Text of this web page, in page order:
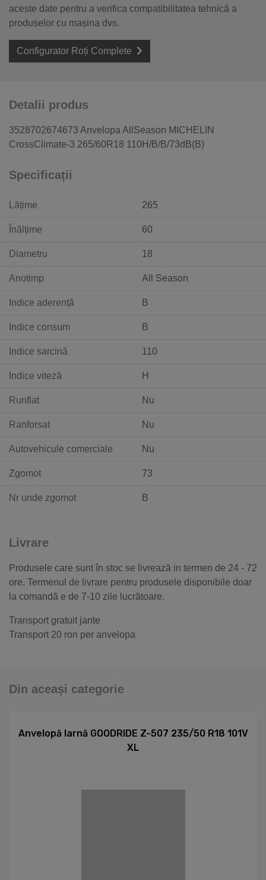
aceste date pentru a verifica compatibilitatea tehnică a
produselor cu mașina dvs.
Configurator Roți Complete
Detalii produs
3528702674673 Anvelopa AllSeason MICHELIN
CrossClimate-3 265/60R18 110H/B/B/73dB(B)
Specificații
Lățime 265
Înălțime 60
Diametru 18
Anotimp All Season
Indice aderență B
Indice consum B
Indice sarcină 110
Indice viteză H
Runflat Nu
Ranforsat Nu
Autovehicule comerciale Nu
Zgomot 73
Nr unde zgomot B
Livrare
Produsele care sunt în stoc se livrează in termen de 24 - 72
ore. Termenul de livrare pentru produsele disponibile doar
la comandă e de 7-10 zile lucrătoare.
Transport gratuit jante
Transport 20 ron per anvelopa
Din aceași categorie
Anvelopă Iarnă GOODRIDE Z-507 235/50 R18 101V
XL